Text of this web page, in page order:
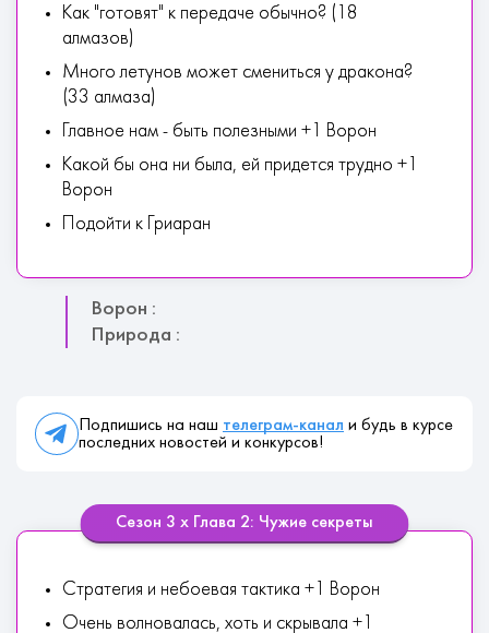
Как "готовят" к передаче обычно? (18
алмазов)
Много летунов может смениться у дракона?
(33 алмаза)
Главное нам - быть полезными +1 Ворон
Какой бы она ни была, ей придется трудно +1
Ворон
Подойти к Гриаран
Ворон :
Природа :
Подпишись на наш телеграм-канал и будь в курсе
последних новостей и конкурсов!
Сезон 3 х Глава 2: Чужие секреты
Стратегия и небоевая тактика +1 Ворон
Очень волновалась, хоть и скрывала +1